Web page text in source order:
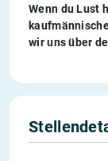
Wenn du Lust
wir uns über